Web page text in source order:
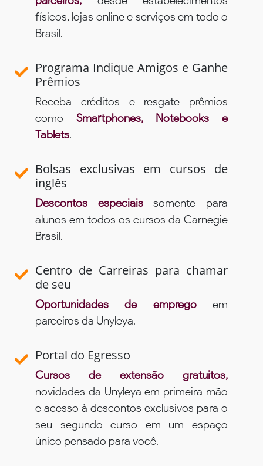
físicos, lojas online e serviços em todo o
Brasil.
Programa Indique Amigos e Ganhe
Prêmios
Receba créditos e resgate prêmios
como Smartphones, Notebooks e
Tablets.
Bolsas exclusivas em cursos de
inglês
Descontos especiaissomente para
alunos em todos os cursos da Carnegie
Brasil.
Centro de Carreiras para chamar
de seu
Oportunidades de empregoem
parceiros da Unyleya.
Portal do Egresso
Cursos de extensão gratuitos,
novidades da Unyleya em primeira mão
e acesso à descontos exclusivos para o
seu segundo curso em um espaço
único pensado para você.